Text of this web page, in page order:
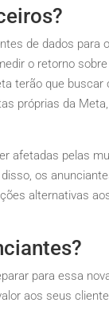
de dados para
o retorno
terão que
próprias da
afetadas pelas
os
alternativas
para essa
aos seus